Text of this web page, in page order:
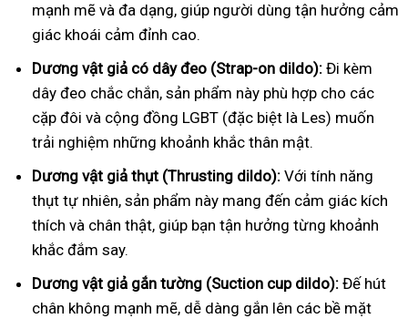
mạnh mẽ và đa dạng, giúp người dùng tận hưởng cảm
giác khoái cảm đỉnh cao.
Dương vật giả có dây đeo (Strap-on dildo): Đi kèm
dây đeo chắc chắn, sản phẩm này phù hợp cho các
cặp đôi và cộng đồng LGBT (đặc biệt là Les) muốn
trải nghiệm những khoảnh khắc thân mật.
Dương vật giả thụt (Thrusting dildo): Với tính năng
thụt tự nhiên, sản phẩm này mang đến cảm giác kích
thích và chân thật, giúp bạn tận hưởng từng khoảnh
khắc đắm say.
Dương vật giả gắn tường (Suction cup dildo): Đế hút
chân không mạnh mẽ, dễ dàng gắn lên các bề mặt